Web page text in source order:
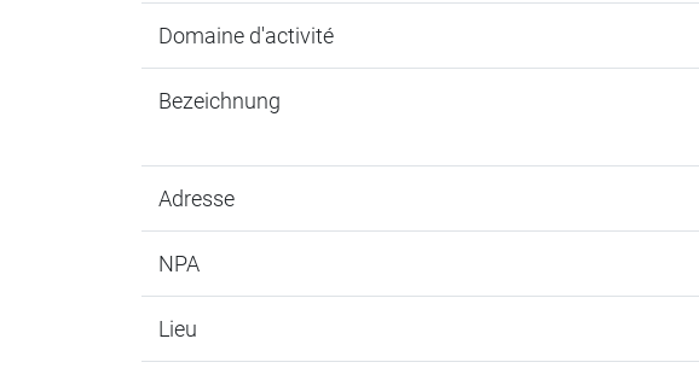
Domaine d'activité
Bezeichnung
Adresse
NPA
Lieu